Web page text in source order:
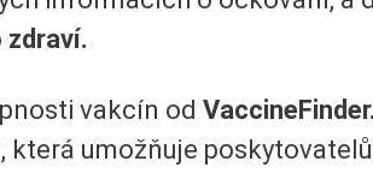
vakcín od VaccineFinder.
umožňuje